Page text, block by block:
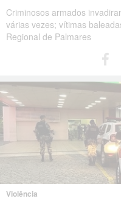
Criminosos armados
várias vezes; vítimas
Regional de Palmares
Violência